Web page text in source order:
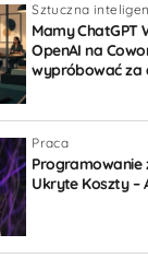
Sztuczna
Mamy ChatGPT
OpenAI na
wypróbować za
Praca
Programowanie
Ukryte Koszty –